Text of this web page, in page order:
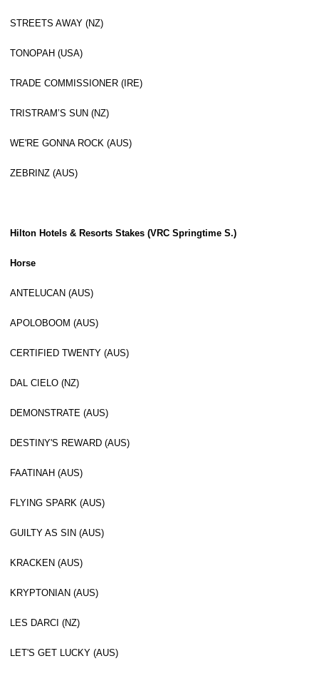
STREETS AWAY (NZ)
TONOPAH (USA)
TRADE COMMISSIONER (IRE)
TRISTRAM’S SUN (NZ)
WE'RE GONNA ROCK (AUS)
ZEBRINZ (AUS)
Hilton Hotels & Resorts Stakes (VRC Springtime S.)
Horse
ANTELUCAN (AUS)
APOLOBOOM (AUS)
CERTIFIED TWENTY (AUS)
DAL CIELO (NZ)
DEMONSTRATE (AUS)
DESTINY'S REWARD (AUS)
FAATINAH (AUS)
FLYING SPARK (AUS)
GUILTY AS SIN (AUS)
KRACKEN (AUS)
KRYPTONIAN (AUS)
LES DARCI (NZ)
LET'S GET LUCKY (AUS)